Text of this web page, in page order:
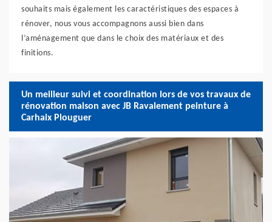
souhaits mais également les caractéristiques des espaces à
rénover, nous vous accompagnons aussi bien dans
l’aménagement que dans le choix des matériaux et des
finitions.
Un meilleur suivi et coordination lors de vos travaux de
rénovation maison avec JB Ravalement peinture à
Carhaix Plouguer